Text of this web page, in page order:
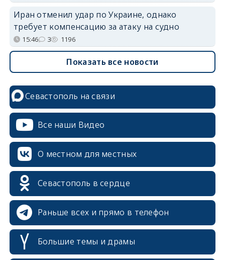
Иран отменил удар по Украине, однако
требует компенсацию за атаку на судно
15:46 3 1196
Показать все новости
Севастополь на связи
Все наши Видео
О местном для местных
Севастополь в сердце
Раньше всех и прямо в телефон
Большие темы и драмы